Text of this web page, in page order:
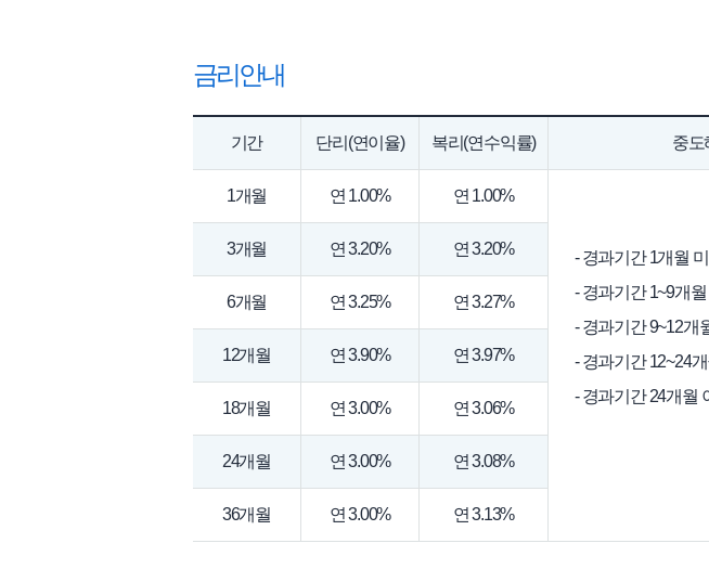
금리안내
기간 단리(연이율) 복리(연수익률) 중도
1개월 연 1.00% 연 1.00%
- 경과기간 1개월
- 경과기간 1~9개
- 경과기간 9~12개
- 경과기간 12~24
- 경과기간 24개월
3개월 연 3.20% 연 3.20%
6개월 연 3.25% 연 3.27%
12개월 연 3.90% 연 3.97%
18개월 연 3.00% 연 3.06%
24개월 연 3.00% 연 3.08%
36개월 연 3.00% 연 3.13%